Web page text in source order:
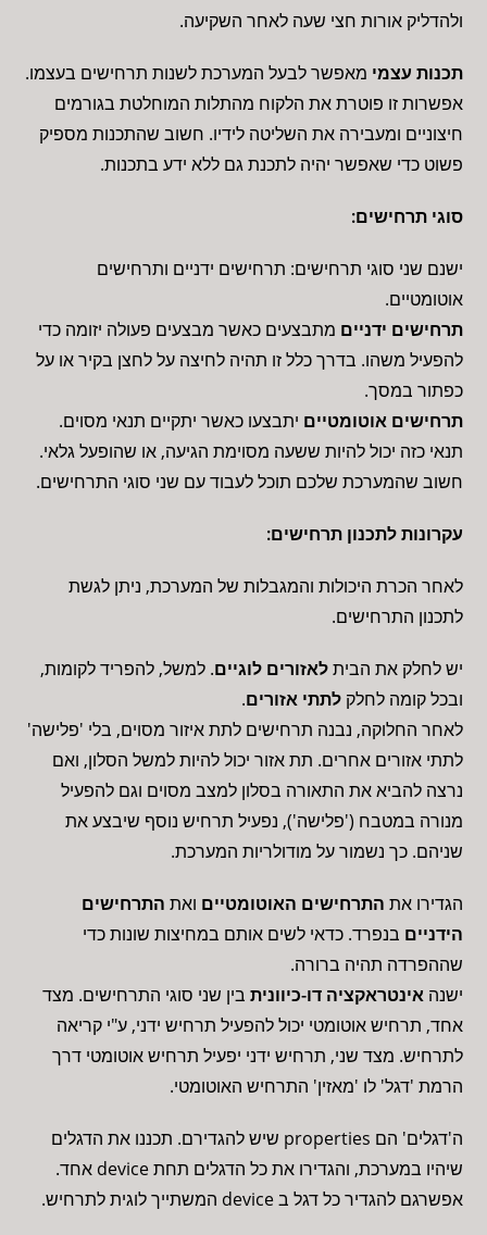
ולהדליק אורות חצי שעה לאחר השקיעה.
תכנות עצמי מאפשר לבעל המערכת לשנות תרחישים בעצמו.
אפשרות זו פוטרת את הלקוח מהתלות המוחלטת בגורמים
חיצוניים ומעבירה את השליטה לידיו. חשוב שהתכנות מספיק
פשוט כדי שאפשר יהיה לתכנת גם ללא ידע בתכנות.
סוגי תרחישים:
ישנם שני סוגי תרחישים: תרחישים ידניים ותרחישים
אוטומטיים.
תרחישים ידניים מתבצעים כאשר מבצעים פעולה יזומה כדי
להפעיל משהו. בדרך כלל זו תהיה לחיצה על לחצן בקיר או על
כפתור במסך.
תרחישים אוטומטיים יתבצעו כאשר יתקיים תנאי מסוים.
תנאי כזה יכול להיות ששעה מסוימת הגיעה, או שהופעל גלאי.
חשוב שהמערכת שלכם תוכל לעבוד עם שני סוגי התרחישים.
עקרונות לתכנון תרחישים:
לאחר הכרת היכולות והמגבלות של המערכת, ניתן לגשת
לתכנון התרחישים.
יש לחלק את הביתלאזורים לוגיים. למשל, להפריד לקומות,
ובכל קומה לחלקלתתי אזורים.
לאחר החלוקה, נבנה תרחישים לתת איזור מסוים, בלי 'פלישה'
לתתי אזורים אחרים. תת אזור יכול להיות למשל הסלון, ואם
נרצה להביא את התאורה בסלון למצב מסוים וגם להפעיל
מנורה במטבח ('פלישה'), נפעיל תרחיש נוסף שיבצע את
שניהם. כך נשמור על מודולריות המערכת.
הגדירו את התרחישים האוטומטיים ואת התרחישים
הידניים בנפרד. כדאי לשים אותם במחיצות שונות כדי
שההפרדה תהיה ברורה.
ישנהאינטראקציה דו-כיוונית בין שני סוגי התרחישים. מצד
אחד, תרחיש אוטומטי יכול להפעיל תרחיש ידני, ע"י קריאה
לתרחיש. מצד שני, תרחיש ידני יפעיל תרחיש אוטומטי דרך
הרמת 'דגל' לו 'מאזין' התרחיש האוטומטי.
ה'דגלים' הם properties שיש להגדירם. תכננו את הדגלים
שיהיו במערכת, והגדירו את כל הדגלים תחת device אחד.
אפשרגם להגדיר כל דגל ב device המשתייך לוגית לתרחיש.